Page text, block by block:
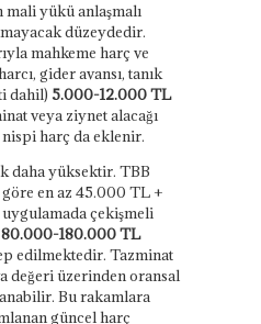
mali yükü anlaşmalı
düzeydedir.
mahkeme harç ve
gider avansı, tanık
dahil) 5.000-12.000 TL
veya ziynet alacağı
harç da eklenir.
daha yüksektir. TBB
en az 45.000 TL +
çekişmeli
80.000-180.000 TL
edilmektedir. Tazminat
değeri üzerinden oransal
Bu rakamlara
güncel harç